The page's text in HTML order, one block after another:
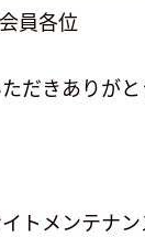
員各位
だきありがと
トメンテナ